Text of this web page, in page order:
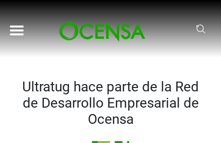
Pasar al contenido principal
Ultratug hace parte de la Red
de Desarrollo Empresarial de
Ocensa